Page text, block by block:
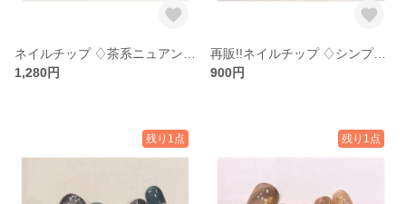
1,280円
再販!!ネイルチップ ♢シンプルデザイン♢
900円
残り1点 残り1点